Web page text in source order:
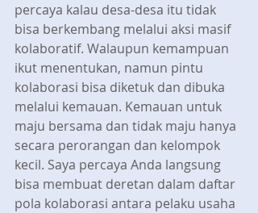
percaya kalau desa-desa itu tidak
bisa berkembang melalui aksi masif
kolaboratif. Walaupun kemampuan
ikut menentukan, namun pintu
kolaborasi bisa diketuk dan dibuka
melalui kemauan. Kemauan untuk
maju bersama dan tidak maju hanya
secara perorangan dan kelompok
kecil. Saya percaya Anda langsung
bisa membuat deretan dalam daftar
pola kolaborasi antara pelaku usaha